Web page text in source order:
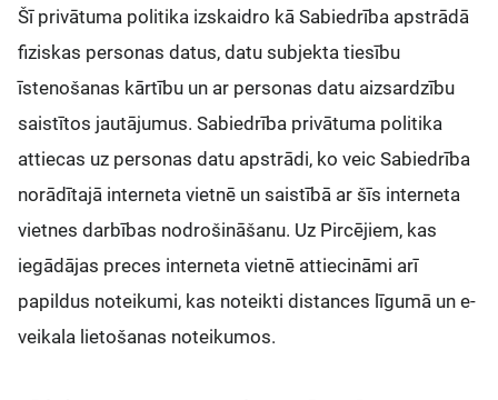
Šī privātuma politika izskaidro kā Sabiedrība apstrādā
fiziskas personas datus, datu subjekta tiesību
īstenošanas kārtību un ar personas datu aizsardzību
saistītos jautājumus. Sabiedrība privātuma politika
attiecas uz personas datu apstrādi, ko veic Sabiedrība
norādītajā interneta vietnē un saistībā ar šīs interneta
vietnes darbības nodrošināšanu. Uz Pircējiem, kas
iegādājas preces interneta vietnē attiecināmi arī
papildus noteikumi, kas noteikti distances līgumā un e-
veikala lietošanas noteikumos.